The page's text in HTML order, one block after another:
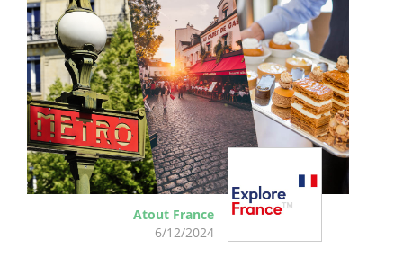
Atout France
6/12/2024